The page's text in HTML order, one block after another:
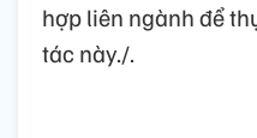
hợp liên ngành để
tác này./.